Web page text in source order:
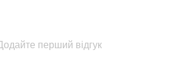
перший відгук